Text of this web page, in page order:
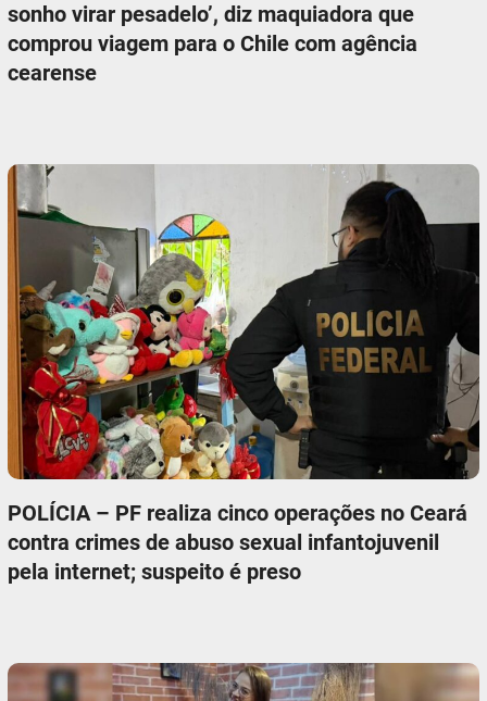
sonho virar pesadelo’, diz maquiadora que
comprou viagem para o Chile com agência
cearense
POLÍCIA – PF realiza cinco operações no Ceará
contra crimes de abuso sexual infantojuvenil
pela internet; suspeito é preso